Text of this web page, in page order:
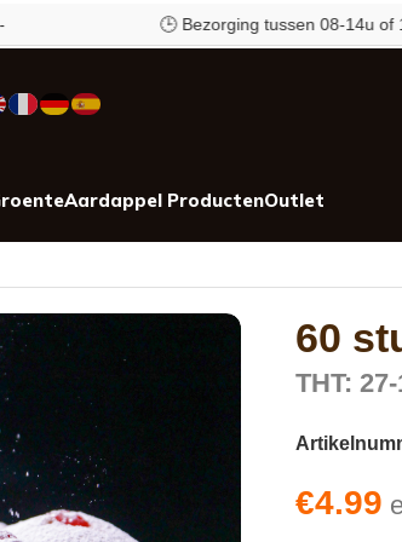
🕒 Bezorging tussen 08-14u of 12-22u
Aardappel ProductenOutlet
60
THT:
€4.99